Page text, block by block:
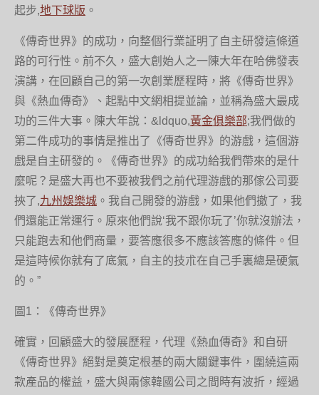
起步,地下球版 。
《傳奇世界》的成功，向整個行業証明了自主研發這條道
路的可行性。前不久，盛大創始人之一陳大年在哈佛發表
演講，在回顧自己的第一次創業歷程時，將《傳奇世界》
與《熱血傳奇》、起點中文網相提並論，並稱為盛大最成
功的三件大事。陳大年說：&ldquo,黃金俱樂部;我們做的
第二件成功的事情是推出了《傳奇世界》的游戲，這個游
戲是自主研發的。《傳奇世界》的成功給我們帶來的是什
麼呢？是盛大再也不要被我們之前代理游戲的那傢公司要
挾了,九州娛樂城 。我自己開發的游戲，如果他們撤了，我
們還能正常運行。原來他們說‘我不跟你玩了’你就沒辦法，
只能跑去和他們商量，要答應很多不應該答應的條件。但
是這時候你就有了底氣，自主的技朮在自己手裏總是硬氣
的。”
圖1：《傳奇世界》
確實，回顧盛大的發展歷程，代理《熱血傳奇》和自研
《傳奇世界》絕對是奠定根基的兩大關鍵事件，圍繞這兩
款產品的權益，盛大與兩傢韓國公司之間時有波折，經過